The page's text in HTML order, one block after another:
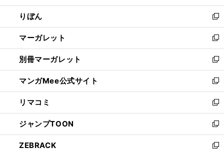
開
く
ウ
で
開
く
ン
ド
ウ
で
開
く
ウ
ィ
ン
ド
ウ
で
開
く
りぼん
新
し
い
ウ
ィ
ン
ド
ウ
で
開
く
マーガレット
新
し
い
ウ
ィ
ン
ド
ウ
で
開
く
別冊マーガレット
新
し
い
ウ
ィ
ン
ド
ウ
で
マンガMee公式サイト
新
し
い
ウ
ィ
ン
ド
リマコミ
新
し
い
ウ
ィ
ジャンプTOON
新
し
い
ZEBRACK
新